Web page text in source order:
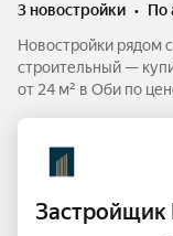
3 новостройки •
Новостройки рядом
строительный —
от 24 м² в Оби по
Застройщик